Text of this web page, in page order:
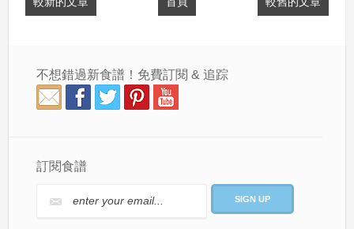
不想錯過新食譜！免費訂閱 & 追踪
訂閱食譜